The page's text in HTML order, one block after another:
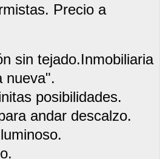
Precio a
sin tejado.Inmobiliaria
nueva".
posibilidades.
andar descalzo.